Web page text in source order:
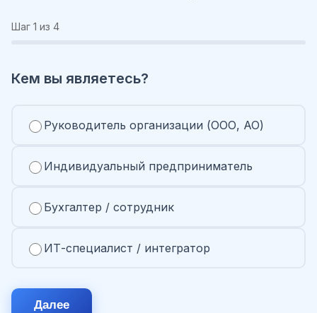
Шаг 1 из 4
Кем вы являетесь?
Руководитель организации (ООО, АО)
Индивидуальный предприниматель
Бухгалтер / сотрудник
ИТ-специалист / интегратор
Далее